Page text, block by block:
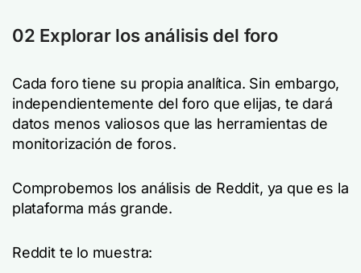
02 Explorar los análisis del foro
Cada foro tiene su propia analítica. Sin embargo,
independientemente del foro que elijas, te dará
datos menos valiosos que las herramientas de
monitorización de foros.
Comprobemos los análisis de Reddit, ya que es la
plataforma más grande.
Reddit te lo muestra: